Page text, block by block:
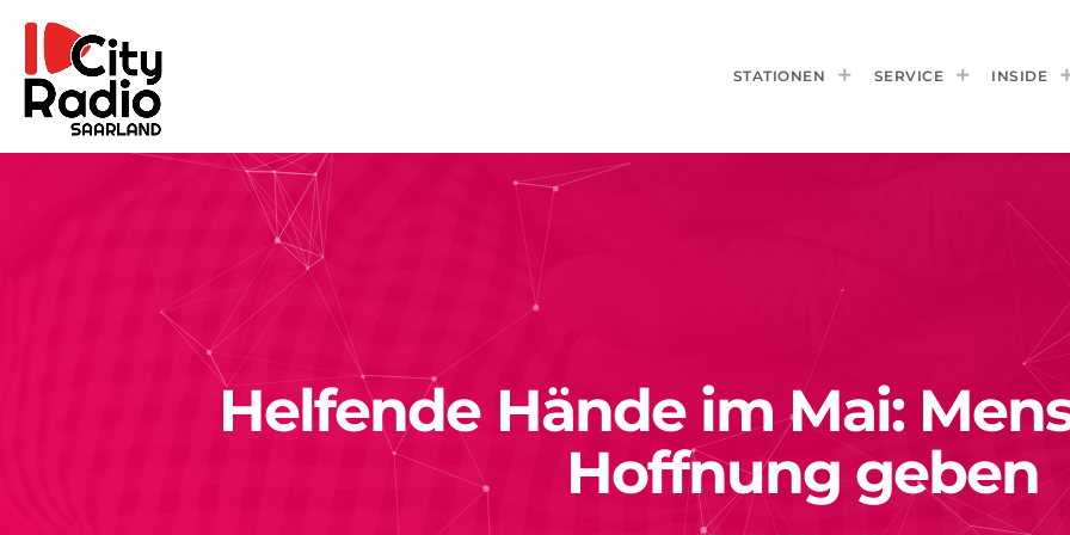
STATIONEN SERVICE INSIDE
Helfende Hände im Mai:
Hoffnung geben